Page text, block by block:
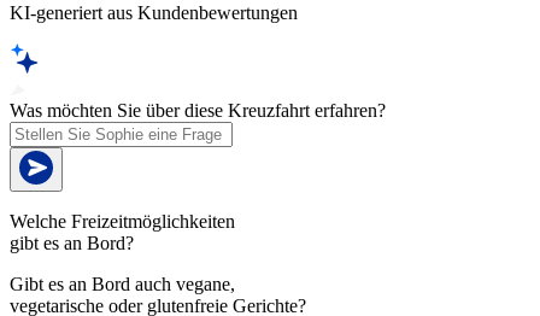
KI-generiert aus Kundenbewertungen
Was möchten Sie über diese Kreuzfahrt erfahren?
Welche Freizeitmöglichkeiten
gibt es an Bord?
Gibt es an Bord auch vegane,
vegetarische oder glutenfreie Gerichte?